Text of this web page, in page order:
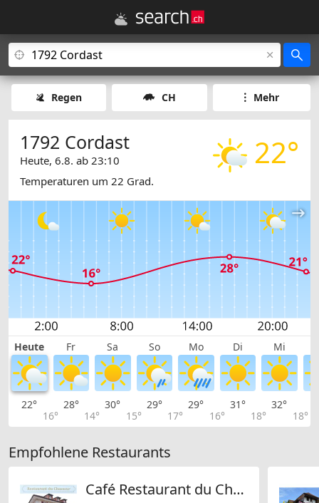
Regen CH Mehr
22°
1792 Cordast
Heute, 6.8. ab 23:10
Temperaturen um 22 Grad.
Heute Fr Sa So Mo Di Mi
22°
16°
28°
14°
30°
15°
29°
17°
29°
16°
31°
18°
32°
18°
Empfohlene Restaurants
Café Restaurant du Chasseur